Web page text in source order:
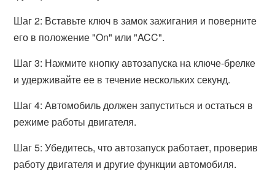
Шаг 2: Вставьте ключ в замок зажигания и поверните
его в положение "On" или "ACC".
Шаг 3: Нажмите кнопку автозапуска на ключе-брелке
и удерживайте ее в течение нескольких секунд.
Шаг 4: Автомобиль должен запуститься и остаться в
режиме работы двигателя.
Шаг 5: Убедитесь, что автозапуск работает, проверив
работу двигателя и другие функции автомобиля.